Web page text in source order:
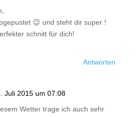
😉 und steht dir super !
schnitt für dich!
Antworten
Juli 2015 um 07:08
Wetter trage ich auch sehr